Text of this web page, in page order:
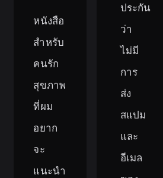
หนังสือ
สำหรับ
คนรัก
สุขภาพ
ที่ผม
อยาก
จะ
แนะนำ
ประกัน
ว่า
ไม่มี
การ
ส่ง
สแปม
และ
อีเมล